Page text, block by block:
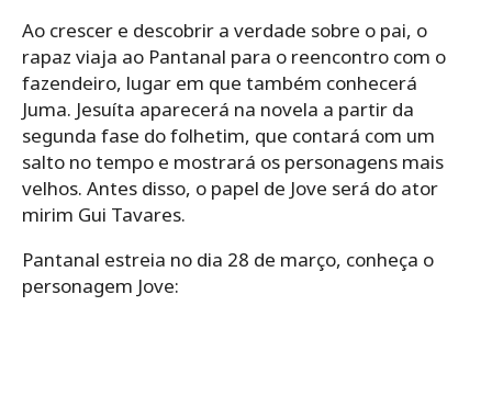
Ao crescer e descobrir a verdade sobre o pai, o
rapaz viaja ao Pantanal para o reencontro com o
fazendeiro, lugar em que também conhecerá
Juma. Jesuíta aparecerá na novela a partir da
segunda fase do folhetim, que contará com um
salto no tempo e mostrará os personagens mais
velhos. Antes disso, o papel de Jove será do ator
mirim Gui Tavares.
Pantanal estreia no dia 28 de março, conheça o
personagem Jove: